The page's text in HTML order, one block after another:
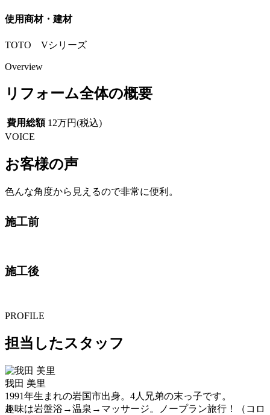
使用商材・建材
TOTO Vシリーズ
Overview
リフォーム全体の概要
費用総額 12万円(税込)
VOICE
お客様の声
色んな角度から見えるので非常に便利。
施工前
施工後
PROFILE
担当したスタッフ
我田 美里
1991年生まれの岩国市出身。4人兄弟の末っ子です。
趣味は岩盤浴→温泉→マッサージ。ノープラン旅行！（コロ